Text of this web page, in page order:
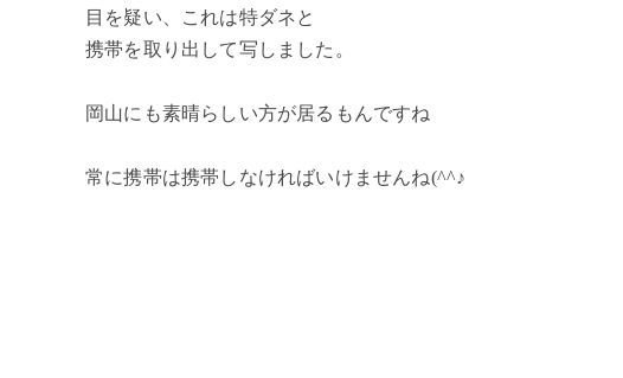
目を疑い、これは特ダネと
携帯を取り出して写しました。
岡山にも素晴らしい方が居るもんですね
常に携帯は携帯しなければいけませんね(^^♪